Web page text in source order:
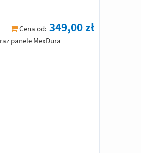
Cena od: 349,00 zł
panele MexDura